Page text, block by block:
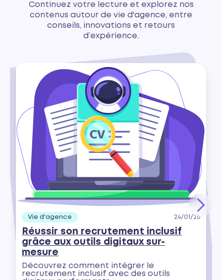
Continuez votre lecture et explorez nos
contenus autour de vie d'agence, entre
conseils, innovations et retours
d’expérience.
Vie d'agence 24/01/26
Réussir son recrutement inclusif
grâce aux outils digitaux sur-
mesure
Découvrez comment intégrer le
recrutement inclusif avec des outils